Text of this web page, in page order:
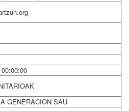
GENERACION SAU